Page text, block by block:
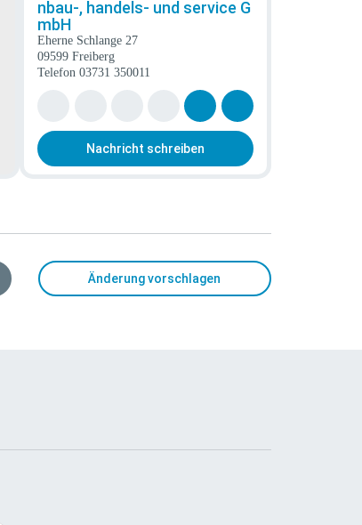
nbau-, handels- und service G
mbH
Eherne Schlange 27
09599 Freiberg
Telefon03731 350011
Nachricht schreiben
Änderung vorschlagen